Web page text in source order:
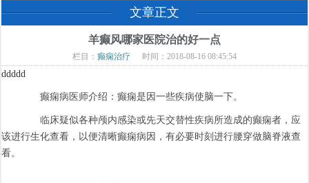
文章正文
羊癫风哪家医院治的好一点
栏目： 癫痫治疗 时间：2018-08-16 08:45:54
ddddd
癫痫病医师介绍：癫痫是因一些疾病使脑一下。
临床疑似各种颅内感染或先天交替性疾病所造成的癫痫者，应
该进行生化查看，以便清晰癫痫病因，有必要时刻进行腰穿做脑脊液查
看。